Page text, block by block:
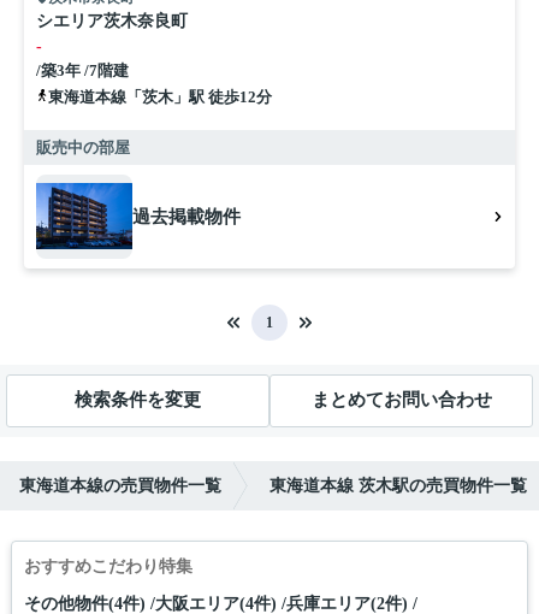
シエリア茨木奈良町
-
/築3年 /7階建
東海道本線「茨木」駅 徒歩12分
販売中の部屋
過去掲載物件
1
検索条件を変更 まとめてお問い合わせ
東海道本線の売買物件一覧 東海道本線 茨木駅の売買物件一覧
おすすめこだわり特集
その他物件(4件) 大阪エリア(4件) 兵庫エリア(2件)